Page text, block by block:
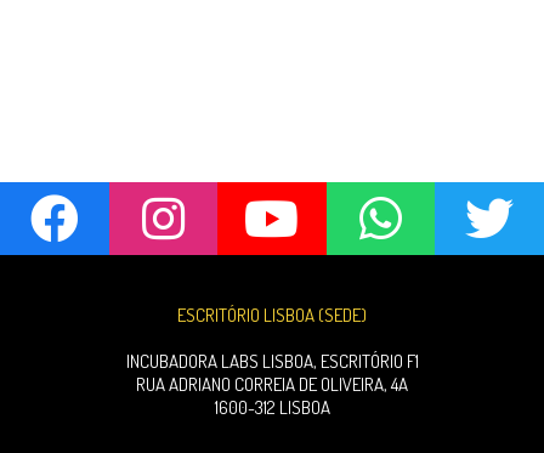
ESCRITÓRIO LISBOA (SEDE)
INCUBADORA LABS LISBOA, ESCRITÓRIO F1
RUA ADRIANO CORREIA DE OLIVEIRA, 4A
1600-312 LISBOA